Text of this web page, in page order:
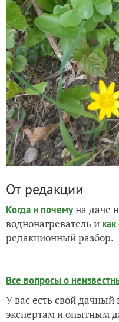
От редакции
Когда и почемуна даче
воднонагреватель и
редакционный разбор.
Все вопросы о
У вас есть свой
экспертам и опытным